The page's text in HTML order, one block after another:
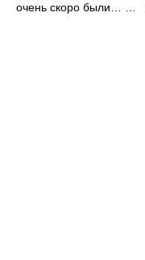
очень скоро были… …